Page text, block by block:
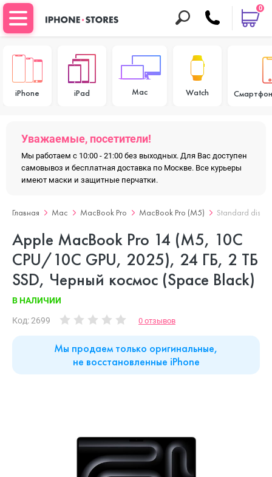
0
iPhone iPad Mac Watch
Уважаемые, посетители!
Мы работаем с 10:00 - 21:00 без выходных. Для Вас доступен
самовывоз и бесплатная доставка по Москве. Все курьеры
имеют маски и защитные перчатки.
Главная Mac MacBook Pro MacBook Pro (M5) Standard
Apple MacBook Pro 14 (M5, 10C
CPU/10C GPU, 2025), 24 ГБ, 2 ТБ
SSD, Черный космос (Space Black)
В НАЛИЧИИ
Код: 2699 0 отзывов
Мы продаем только оригинальные,
не восстановленные iPhone